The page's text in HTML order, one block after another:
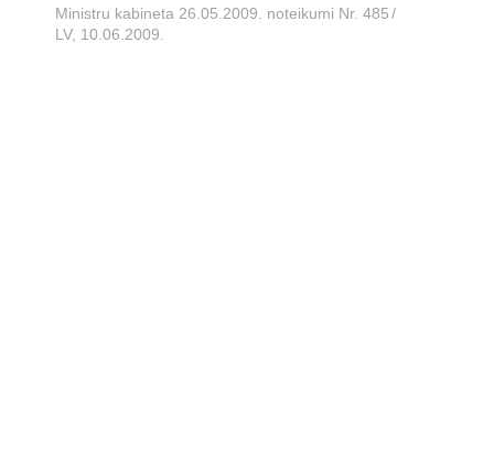
Ministru kabineta 26.05.2009. noteikumi Nr. 485/
LV, 10.06.2009.